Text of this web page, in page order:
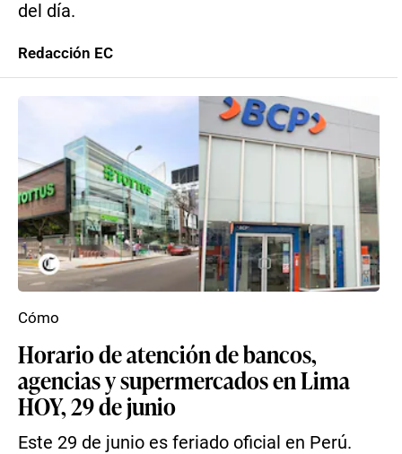
del día.
Redacción EC
Horario de atención de bancos,
agencias y supermercados en Lima
HOY, 29 de junio
Este 29 de junio es feriado oficial en Perú.
Cómo